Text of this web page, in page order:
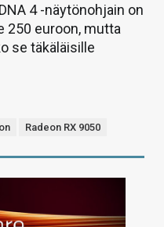
4 -näytönohjain on
250 euroon, mutta
se täkäläisille
Radeon RX 9050